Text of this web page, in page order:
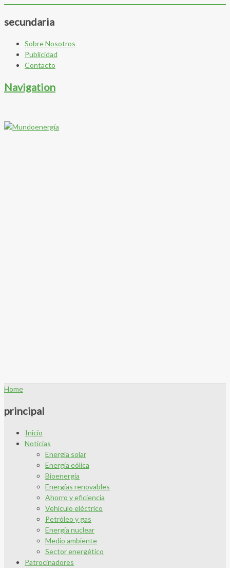
secundaria
Sobre Nosotros
Publicidad
Contacto
Navigation
Home
principal
Inicio
Noticias
Energía solar
Energía eólica
Bioenergía
Energías renovables
Ahorro y eficiencia
Vehículo eléctrico
Petróleo y gas
Energía nuclear
Medio ambiente
Sector energético
Patrocinadores